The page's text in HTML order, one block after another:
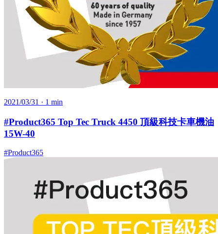
2021/03/31 · 1 min
#Product365 Top Tec Truck 4450 頂級科技卡車機油
15W-40
#Product365